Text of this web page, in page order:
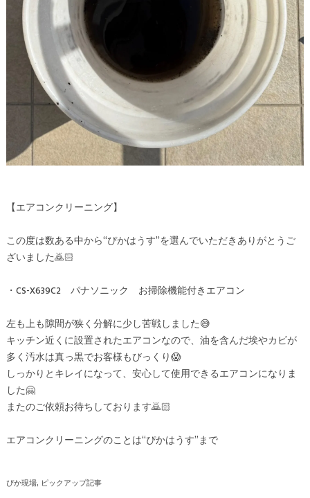
【エアコンクリーニング】
この度は数ある中から“ぴかはうす”を選んでいただきありがとうご
ざいました🙇🏻
・CS-X639C2 パナソニック お掃除機能付きエアコン
左も上も隙間が狭く分解に少し苦戦しました😅
キッチン近くに設置されたエアコンなので、油を含んだ埃やカビが
多く汚水は真っ黒でお客様もびっくり😱
しっかりとキレイになって、安心して使用できるエアコンになりま
した🤗
またのご依頼お待ちしております🙇🏻
エアコンクリーニングのことは“ぴかはうす”まで
ぴか現場 ピックアップ記事